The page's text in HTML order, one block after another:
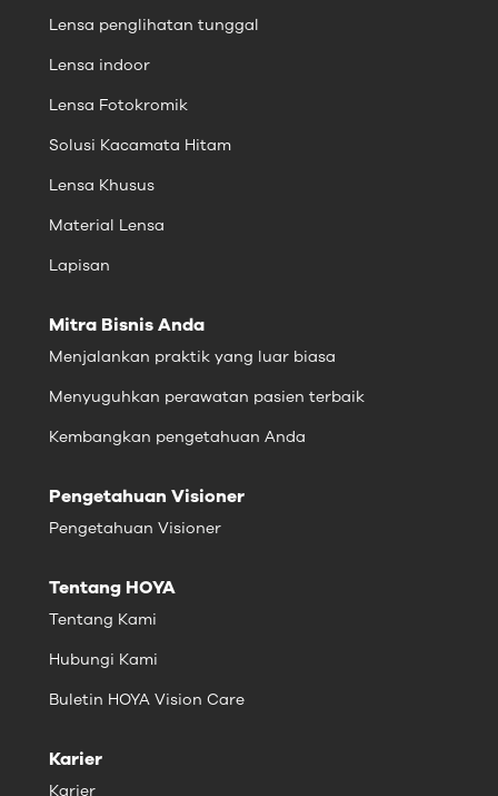
Lensa penglihatan tunggal
Lensa indoor
Lensa Fotokromik
Solusi Kacamata Hitam
Lensa Khusus
Material Lensa
Lapisan
Mitra Bisnis Anda
Menjalankan praktik yang luar biasa
Menyuguhkan perawatan pasien terbaik
Kembangkan pengetahuan Anda
Pengetahuan Visioner
Pengetahuan Visioner
Tentang HOYA
Tentang Kami
Hubungi Kami
Buletin HOYA Vision Care
Karier
Karier